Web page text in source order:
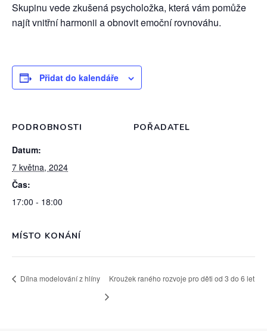
Skupinu vede zkušená psycholožka, která vám pomůže
najít vnitřní harmonii a obnovit emoční rovnováhu.
Přidat do kalendáře
PODROBNOSTI
Datum:
7 května, 2024
Čas:
17:00 - 18:00
POŘADATEL
MÍSTO KONÁNÍ
Dílna modelování z hlíny Kroužek raného rozvoje pro děti od 3 do 6 let